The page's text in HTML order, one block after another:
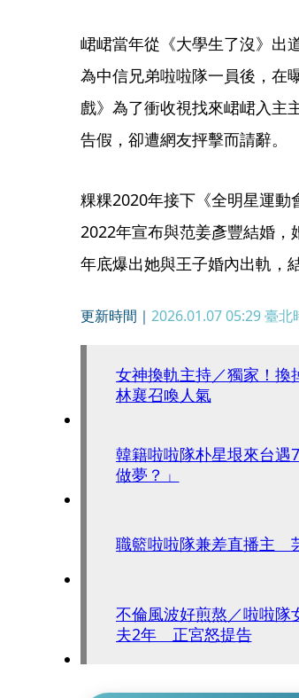
峮峮當年從《大學生了沒》出
為中信兄弟啦啦隊一員後，在
戲》為了衝收視找來峮峮入主
告假，卻遭網友抨擊而請辭。
粿粿2020年接下《全明星運
2022年宣布與范姜彥豐結婚
年底爆出她與王子婚內出軌，
更新時間｜ 2026.01.07 05:29臺北
女神換軌主持／獨家！
林襄召喚人氣
韓籍啦啦隊朴星垠來台
做夢？」
職籃啦啦隊兼差直播主
不倫風波好煎熬／啦啦隊
夫2年 正宮怒提告